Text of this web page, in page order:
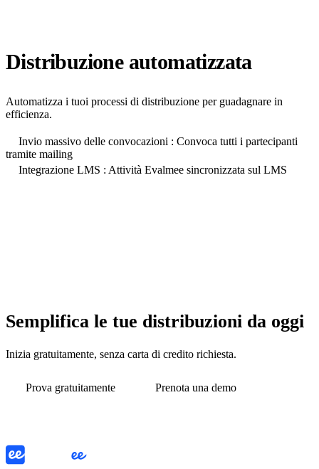
Distribuzione automatizzata
Automatizza i tuoi processi di distribuzione per guadagnare in
efficienza.
Invio massivo delle convocazioni : Convoca tutti i partecipanti
tramite mailing
Integrazione LMS : Attività Evalmee sincronizzata sul LMS
Semplifica le tue distribuzioni da oggi
Inizia gratuitamente, senza carta di credito richiesta.
Prova gratuitamente Prenota una demo